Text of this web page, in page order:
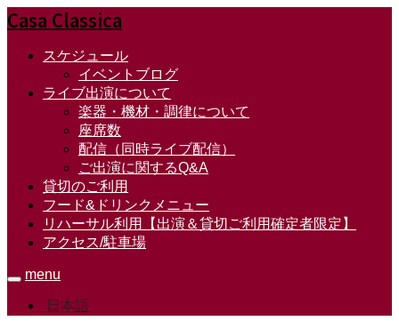
Casa Classica
スケジュール
イベントブログ
ライブ出演について
楽器・機材・調律について
座席数
配信（同時ライブ配信）
ご出演に関するQ&A
貸切のご利用
フード&ドリンクメニュー
リハーサル利用【出演＆貸切ご利用確定者限定】
アクセス/駐車場
menu
日本語